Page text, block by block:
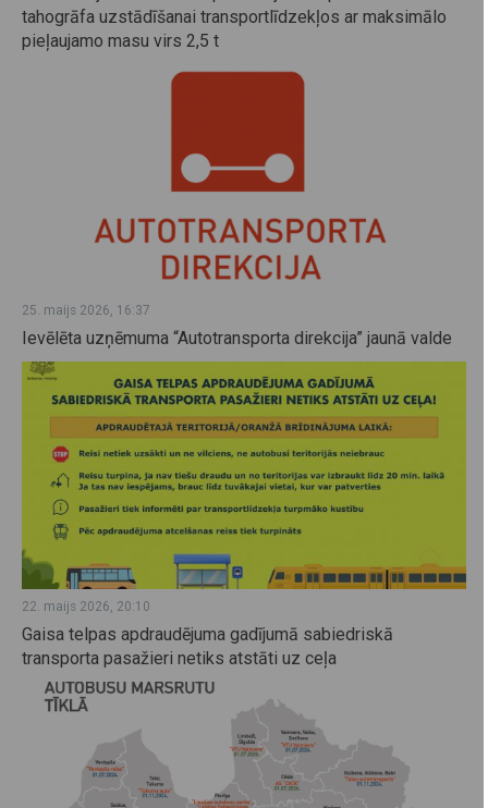
tahogrāfa uzstādīšanai transportlīdzekļos ar maksimālo
pieļaujamo masu virs 2,5 t
25. maijs 2026, 16:37
Ievēlēta uzņēmuma “Autotransporta direkcija” jaunā valde
22. maijs 2026, 20:10
Gaisa telpas apdraudējuma gadījumā sabiedriskā
transporta pasažieri netiks atstāti uz ceļa